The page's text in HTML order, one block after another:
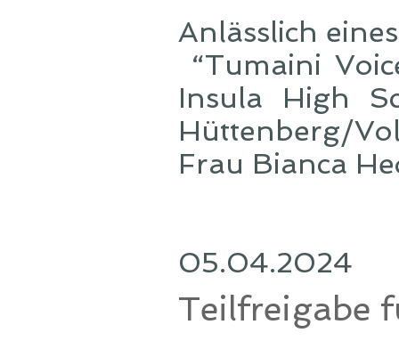
Anlässlich
“Tumaini
Insula High
Hüttenberg/
Frau Bianca
05.04.2024
Teilfreigabe